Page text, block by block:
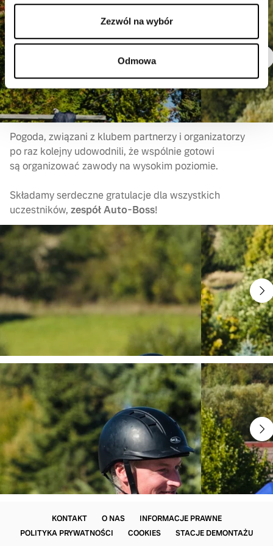
Zezwól na wybór
Odmowa
Pogoda, związani z klubem partnerzy i organizatorzy
po raz kolejny udowodnili, że wspólnie gotowi
są organizować zawody na wysokim poziomie.
Składamy serdeczne gratulacje dla wszystkich
uczestników, zespół Auto-Boss!
KONTAKT O NAS
INFORMACJE PRAWNE
POLITYKA PRYWATNOŚCI
COOKIES STACJE DEMONTAŻU